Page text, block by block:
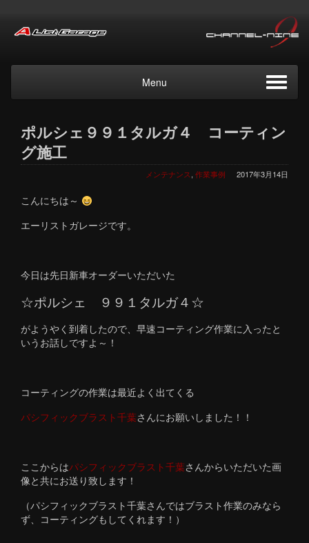
Menu
ポルシェ９９１タルガ４ コーティン
グ施工
2017年3月14日
メンテナンス, 作業事例
こんにちは～
エーリストガレージです。
今日は先日新車オーダーいただいた
☆ポルシェ ９９１タルガ４☆
がようやく到着したので、早速コーティング作業に入ったと
いうお話しですよ～！
コーティングの作業は最近よく出てくる
パシフィックブラスト千葉さんにお願いしました！！
ここからはパシフィックブラスト千葉さんからいただいた画
像と共にお送り致します！
（パシフィックブラスト千葉さんではブラスト作業のみなら
ず、コーティングもしてくれます！）